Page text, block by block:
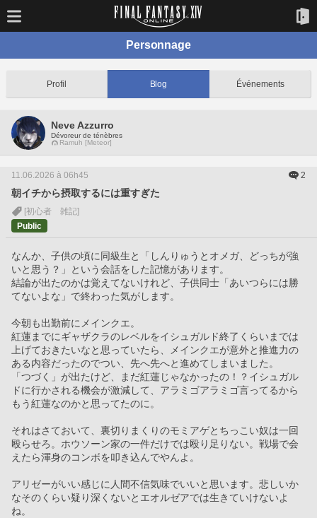
Personnage
Profil Blog Événements
Neve Azzurro
Dévoreur de ténèbres
Ramuh [Meteor]
11.06.2026 à 06h45 2
朝イチから摂取するには重すぎた
[初心者 雑記]
Public
なんか、子供の頃に同級生と「しんりゅうとオメガ、どっちが強
いと思う？」という会話をした記憶があります。
結論が出たのかは覚えてないけれど、子供同士「あいつらには勝
てないよな」で終わった気がします。
今朝も出勤前にメインクエ。
紅蓮までにギャザクラのレベルをイシュガルド終了くらいまでは
上げておきたいなと思っていたら、メインクエが意外と推進力の
ある内容だったのでつい、先へ先へと進めてしまいました。
「つづく」が出たけど、まだ紅蓮じゃなかったの！？イシュガル
ドに行かされる機会が激減して、アラミゴアラミゴ言ってるから
もう紅蓮なのかと思ってたのに。
それはさておいて、裏切りまくりのモミアゲとちっこい奴は一回
殴らせろ。ホウソーン家の一件だけでは殴り足りない。戦場で会
えたら渾身のコンボを叩き込んでやんよ。
アリゼーがいい感じに人間不信気味でいいと思います。悲しいか
なそのくらい疑り深くないとエオルゼアでは生きていけないよ
ね。